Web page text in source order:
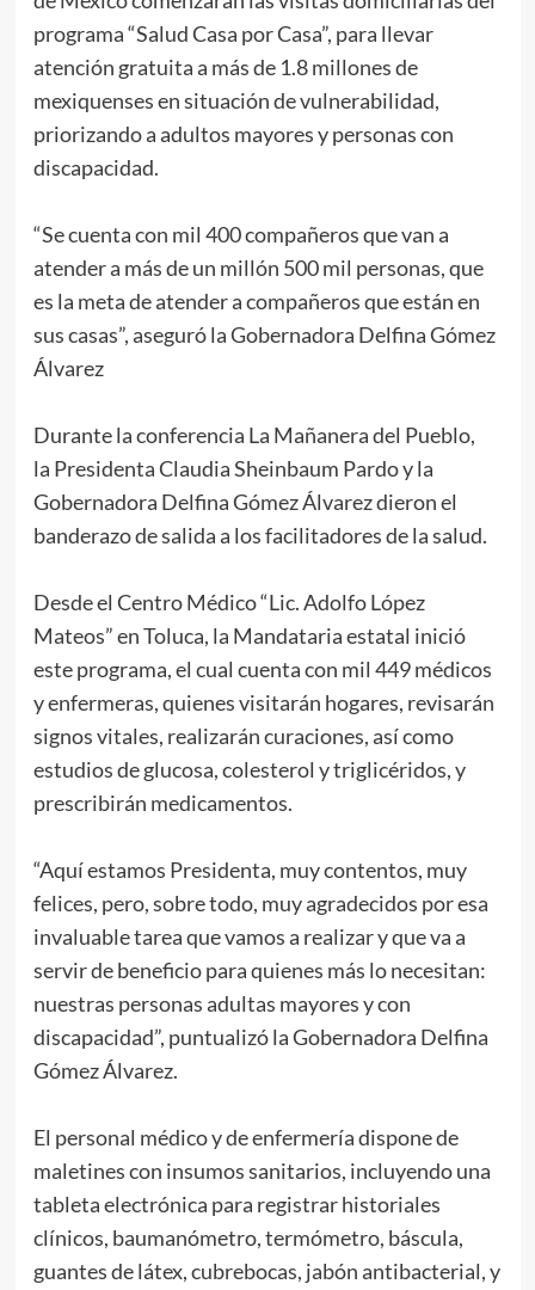
programa “Salud Casa por Casa”, para llevar
atención gratuita a más de 1.8 millones de
mexiquenses en situación de vulnerabilidad,
priorizando a adultos mayores y personas con
discapacidad.
“Se cuenta con mil 400 compañeros que van a
atender a más de un millón 500 mil personas, que
es la meta de atender a compañeros que están en
sus casas”, aseguró la Gobernadora Delfina Gómez
Álvarez
Durante la conferencia La Mañanera del Pueblo,
la Presidenta Claudia Sheinbaum Pardo y la
Gobernadora Delfina Gómez Álvarez dieron el
banderazo de salida a los facilitadores de la salud.
Desde el Centro Médico “Lic. Adolfo López
Mateos” en Toluca, la Mandataria estatal inició
este programa, el cual cuenta con mil 449 médicos
y enfermeras, quienes visitarán hogares, revisarán
signos vitales, realizarán curaciones, así como
estudios de glucosa, colesterol y triglicéridos, y
prescribirán medicamentos.
“Aquí estamos Presidenta, muy contentos, muy
felices, pero, sobre todo, muy agradecidos por esa
invaluable tarea que vamos a realizar y que va a
servir de beneficio para quienes más lo necesitan:
nuestras personas adultas mayores y con
discapacidad”, puntualizó la Gobernadora Delfina
Gómez Álvarez.
El personal médico y de enfermería dispone de
maletines con insumos sanitarios, incluyendo una
tableta electrónica para registrar historiales
clínicos, baumanómetro, termómetro, báscula,
guantes de látex, cubrebocas, jabón antibacterial, y